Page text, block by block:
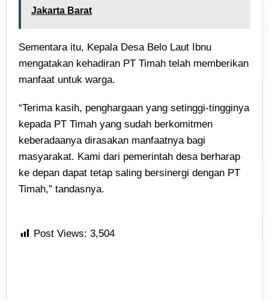
Jakarta Barat
Sementara itu, Kepala Desa Belo Laut Ibnu
mengatakan kehadiran PT Timah telah memberikan
manfaat untuk warga.
“Terima kasih, penghargaan yang setinggi-tingginya
kepada PT Timah yang sudah berkomitmen
keberadaanya dirasakan manfaatnya bagi
masyarakat. Kami dari pemerintah desa berharap
ke depan dapat tetap saling bersinergi dengan PT
Timah,” tandasnya.
Post Views: 3,504